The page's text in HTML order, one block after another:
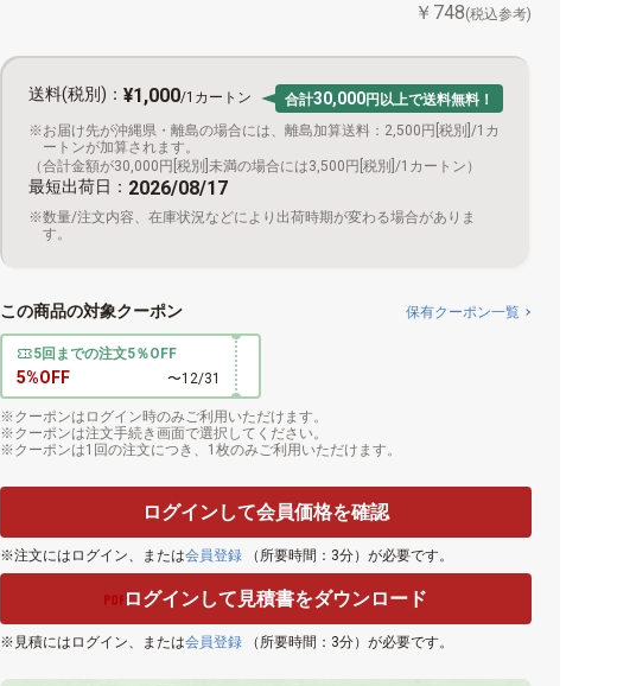
￥748(税込参考)
送料(税別)： ¥1,000/1カートン 合計30,000円以上で送料無料！
お届け先が沖縄県・離島の場合には、離島加算送料：2,500円[税別]/1カ
ートンが加算されます。
（合計金額が30,000円[税別]未満の場合には3,500円[税別]/1カートン）
最短出荷日： 2026/08/17
数量/注文内容、在庫状況などにより出荷時期が変わる場合がありま
す。
この商品の対象クーポン 保有クーポン一覧
5回までの注文5％OFF
5%OFF 〜12/31
クーポンはログイン時のみご利用いただけます。
クーポンは注文手続き画面で選択してください。
クーポンは1回の注文につき、1枚のみご利用いただけます。
ログインして会員価格を確認
注文にはログイン、または会員登録 （所要時間：3分）が必要です。
ログインして見積書をダウンロード
見積にはログイン、または会員登録 （所要時間：3分）が必要です。